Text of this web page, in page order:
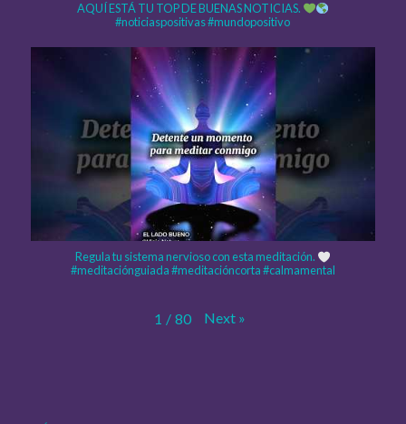
AQUÍ ESTÁ TU TOP DE BUENAS NOTICIAS.
#noticiaspositivas #mundopositivo
Regula tu sistema nervioso con esta meditación.
#meditaciónguiada #meditacióncorta #calmamental
1 / 80 Next »